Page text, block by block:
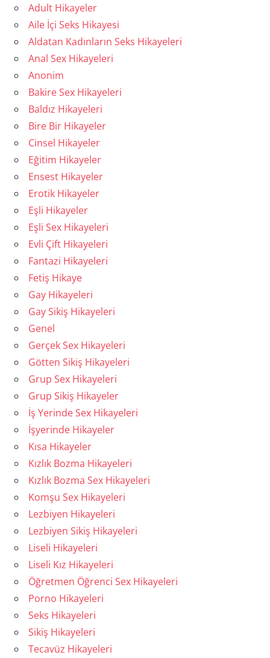
Adult Hikayeler
Aile İçi Seks Hikayesi
Aldatan Kadınların Seks Hikayeleri
Anal Sex Hikayeleri
Anonim
Bakire Sex Hikayeleri
Baldız Hikayeleri
Bire Bir Hikayeler
Cinsel Hikayeler
Eğitim Hikayeler
Ensest Hikayeler
Erotik Hikayeler
Eşli Hikayeler
Eşli Sex Hikayeleri
Evli Çift Hikayeleri
Fantazi Hikayeleri
Fetiş Hikaye
Gay Hikayeleri
Gay Sikiş Hikayeleri
Genel
Gerçek Sex Hikayeleri
Götten Sikiş Hikayeleri
Grup Sex Hikayeleri
Grup Sikiş Hikayeler
İş Yerinde Sex Hikayeleri
İşyerinde Hikayeler
Kısa Hikayeler
Kızlık Bozma Hikayeleri
Kızlık Bozma Sex Hikayeleri
Komşu Sex Hikayeleri
Lezbiyen Hikayeleri
Lezbiyen Sikiş Hikayeleri
Liseli Hikayeleri
Liseli Kız Hikayeleri
Öğretmen Öğrenci Sex Hikayeleri
Porno Hikayeleri
Seks Hikayeleri
Sikiş Hikayeleri
Tecavüz Hikayeleri